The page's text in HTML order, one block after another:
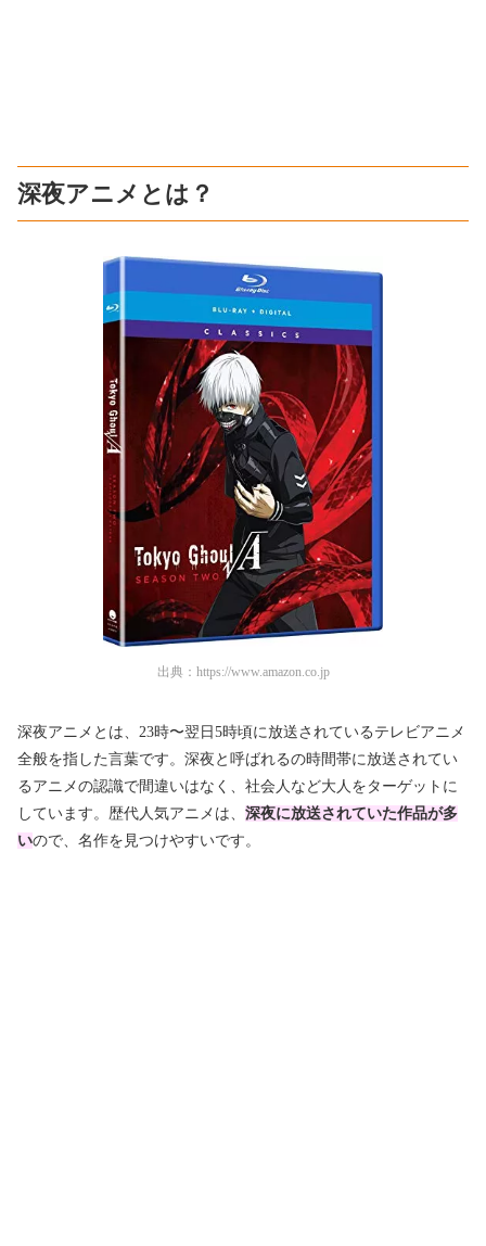
深夜アニメとは？
出典： https://www.amazon.co.jp
深夜アニメとは、23時〜翌日5時頃に放送されているテレビアニメ
全般を指した言葉です。深夜と呼ばれるの時間帯に放送されてい
るアニメの認識で間違いはなく、社会人など大人をターゲットに
しています。歴代人気アニメは、 深夜に放送されていた作品が多
いので、名作を見つけやすいです。